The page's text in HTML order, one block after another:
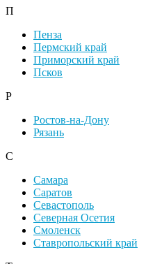
П
Пенза
Пермский край
Приморский край
Псков
Р
Ростов-на-Дону
Рязань
С
Самара
Саратов
Севастополь
Северная Осетия
Смоленск
Ставропольский край